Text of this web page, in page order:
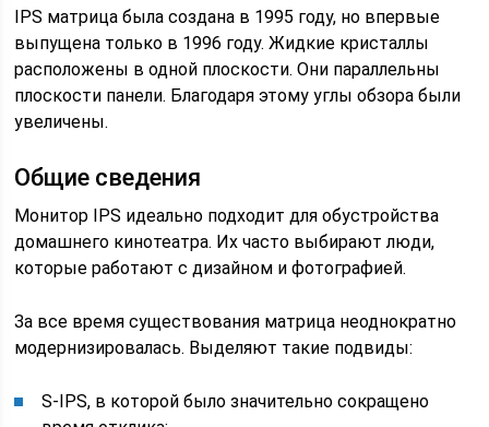
IPS матрица была создана в 1995 году, но впервые
выпущена только в 1996 году. Жидкие кристаллы
расположены в одной плоскости. Они параллельны
плоскости панели. Благодаря этому углы обзора были
увеличены.
Общие сведения
Монитор IPS идеально подходит для обустройства
домашнего кинотеатра. Их часто выбирают люди,
которые работают с дизайном и фотографией.
За все время существования матрица неоднократно
модернизировалась. Выделяют такие подвиды:
S-IPS, в которой было значительно сокращено